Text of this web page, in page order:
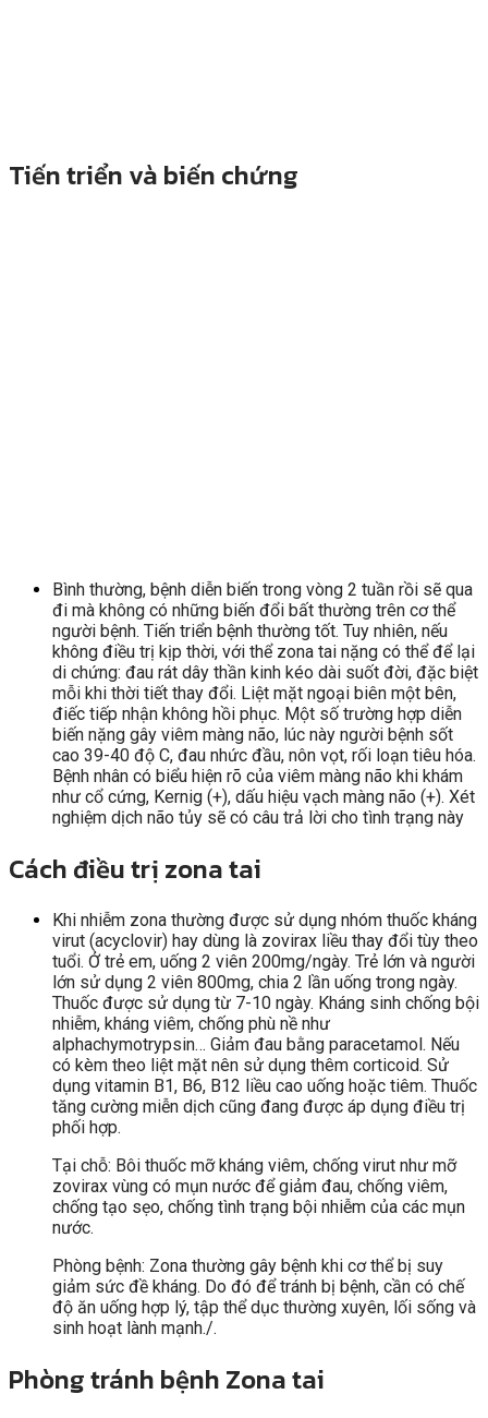
Tiến triển và biến chứng
Bình thường, bệnh diễn biến trong vòng 2 tuần rồi sẽ qua
đi mà không có những biến đổi bất thường trên cơ thể
người bệnh. Tiến triển bệnh thường tốt. Tuy nhiên, nếu
không điều trị kịp thời, với thể zona tai nặng có thể để lại
di chứng: đau rát dây thần kinh kéo dài suốt đời, đặc biệt
mỗi khi thời tiết thay đổi. Liệt mặt ngoại biên một bên,
điếc tiếp nhận không hồi phục. Một số trường hợp diễn
biến nặng gây viêm màng não, lúc này người bệnh sốt
cao 39-40 độ C, đau nhức đầu, nôn vọt, rối loạn tiêu hóa.
Bệnh nhân có biểu hiện rõ của viêm màng não khi khám
như cổ cứng, Kernig (+), dấu hiệu vạch màng não (+). Xét
nghiệm dịch não tủy sẽ có câu trả lời cho tình trạng này
Cách điều trị zona tai
Khi nhiễm zona thường được sử dụng nhóm thuốc kháng
virut (acyclovir) hay dùng là zovirax liều thay đổi tùy theo
tuổi. Ở trẻ em, uống 2 viên 200mg/ngày. Trẻ lớn và người
lớn sử dụng 2 viên 800mg, chia 2 lần uống trong ngày.
Thuốc được sử dụng từ 7-10 ngày. Kháng sinh chống bội
nhiễm, kháng viêm, chống phù nề như
alphachymotrypsin… Giảm đau bằng paracetamol. Nếu
có kèm theo liệt mặt nên sử dụng thêm corticoid. Sử
dụng vitamin B1, B6, B12 liều cao uống hoặc tiêm. Thuốc
tăng cường miễn dịch cũng đang được áp dụng điều trị
phối hợp.
Tại chỗ: Bôi thuốc mỡ kháng viêm, chống virut như mỡ
zovirax vùng có mụn nước để giảm đau, chống viêm,
chống tạo sẹo, chống tình trạng bội nhiễm của các mụn
nước.
Phòng bệnh: Zona thường gây bệnh khi cơ thể bị suy
giảm sức đề kháng. Do đó để tránh bị bệnh, cần có chế
độ ăn uống hợp lý, tập thể dục thường xuyên, lối sống và
sinh hoạt lành mạnh./.
Phòng tránh bệnh Zona tai